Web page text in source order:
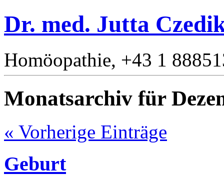
Dr. med. Jutta
Homöopathie, +43 1
Monatsarchiv für
« Vorherige Einträge
Geburt